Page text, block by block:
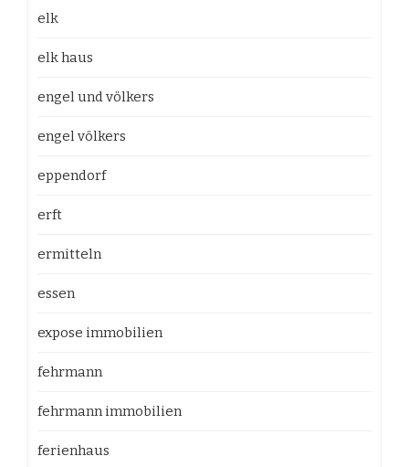
elk
elk haus
engel und völkers
engel völkers
eppendorf
erft
ermitteln
essen
expose immobilien
fehrmann
fehrmann immobilien
ferienhaus